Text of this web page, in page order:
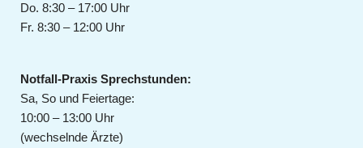
Do. 8:30 – 17:00 Uhr
Fr. 8:30 – 12:00 Uhr
Notfall-Praxis Sprechstunden:
Sa, So und Feiertage:
10:00 – 13:00 Uhr
(wechselnde Ärzte)